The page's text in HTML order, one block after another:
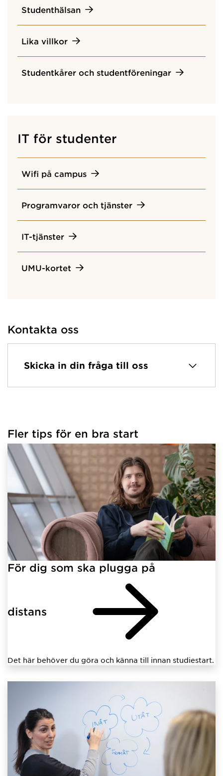
Studenthälsan
Lika villkor
Studentkårer och studentföreningar
IT för studenter
Wifi på campus
Programvaror och tjänster
IT-tjänster
UMU-kortet
Kontakta oss
Skicka in din fråga till oss
Fler tips för en bra start
För dig som ska plugga på
distans
Det här behöver du göra och känna till innan studiestart.